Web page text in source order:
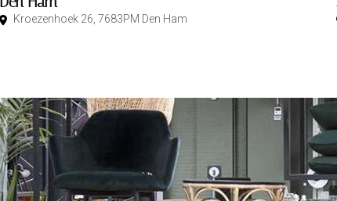
Kroezenhoek 26, 7683PM Den Ham